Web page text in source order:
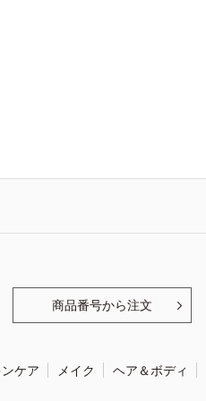
商品番号から注文
ケア メイク ヘア＆ボディ